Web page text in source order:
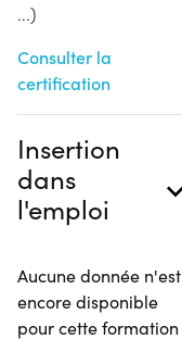
...)
Consulter la
certification
Insertion
dans
l'emploi
Aucune donnée n'est
encore disponible
pour cette formation